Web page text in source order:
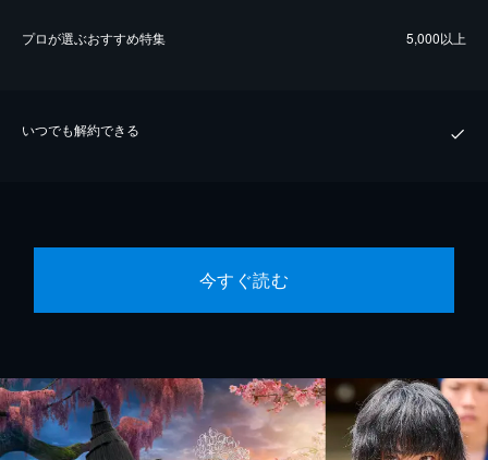
プロが選ぶおすすめ特集 5,000以上
いつでも解約できる
今すぐ読む